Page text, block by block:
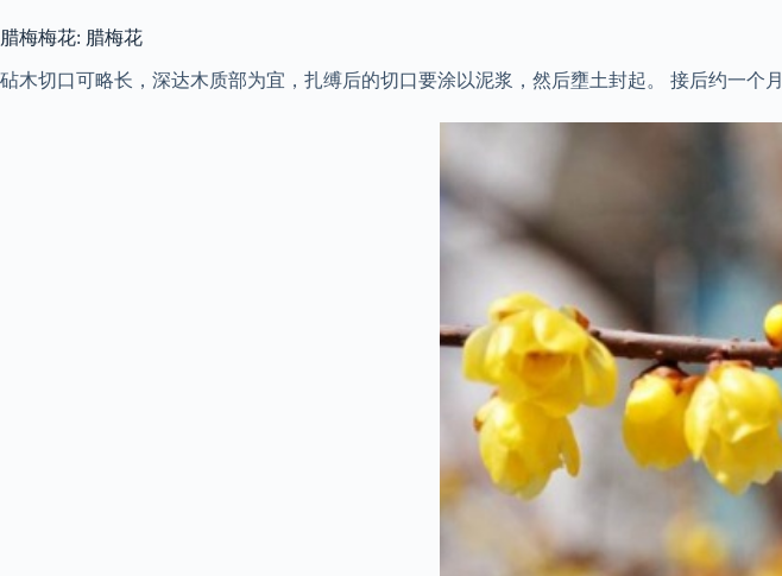
腊梅梅花: 腊梅花
砧木切口可略长，深达木质部为宜，扎缚后的切口要涂以泥浆，然后壅土封起。 接后约一个